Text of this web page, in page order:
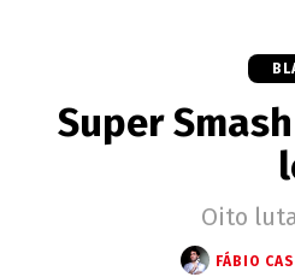
Super
Oito